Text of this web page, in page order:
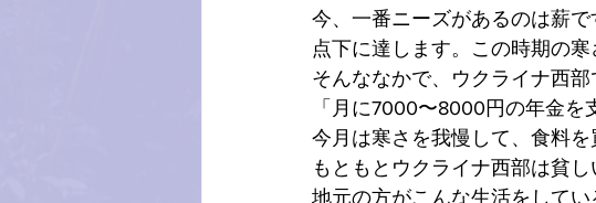
今、一番ニーズがあるのは薪
点下に達します。この時期の
そんななかで、ウクライナ西
「月に7000〜8000円の年金を
今月は寒さを我慢して、食料
もともとウクライナ西部は貧
地元の方がこんな生活をして